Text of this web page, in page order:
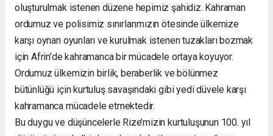
oluşturulmak istenen düzene hepimiz şahidiz. Kahraman
ordumuz ve polisimiz sınırlarımızın ötesinde ülkemize
karşı oynan oyunları ve kurulmak istenen tuzakları bozmak
için Afrin’de kahramanca bir mücadele ortaya koyuyor.
Ordumuz ülkemizin birlik, beraberlik ve bölünmez
bütünlüğü için kurtuluş savaşındaki gibi yedi düvele karşı
kahramanca mücadele etmektedir.
Bu duygu ve düşüncelerle Rize’mizin kurtuluşunun 100. yıl